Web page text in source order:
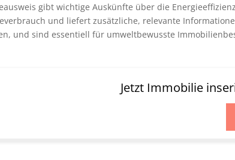
gibt wichtige Auskünfte über die
und liefert zusätzliche, relevante
und sind essentiell für umweltbewusste
Jetzt Immobilie